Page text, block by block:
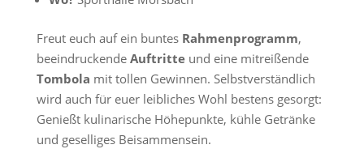
Freut euch auf ein buntes Rahmenprogramm,
beeindruckende Auftritteund eine mitreißende
Tombola mit tollen Gewinnen. Selbstverständlich
wird auch für euer leibliches Wohl bestens gesorgt:
Genießt kulinarische Höhepunkte, kühle Getränke
und geselliges Beisammensein.